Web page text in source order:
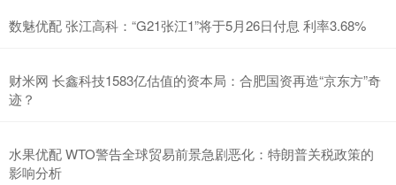
数魅优配 张江高科：“G21张江1”将于5月26日付息 利率3.68%
财米网 长鑫科技1583亿估值的资本局：合肥国资再造“京东方”奇
迹？
水果优配 WTO警告全球贸易前景急剧恶化：特朗普关税政策的
影响分析